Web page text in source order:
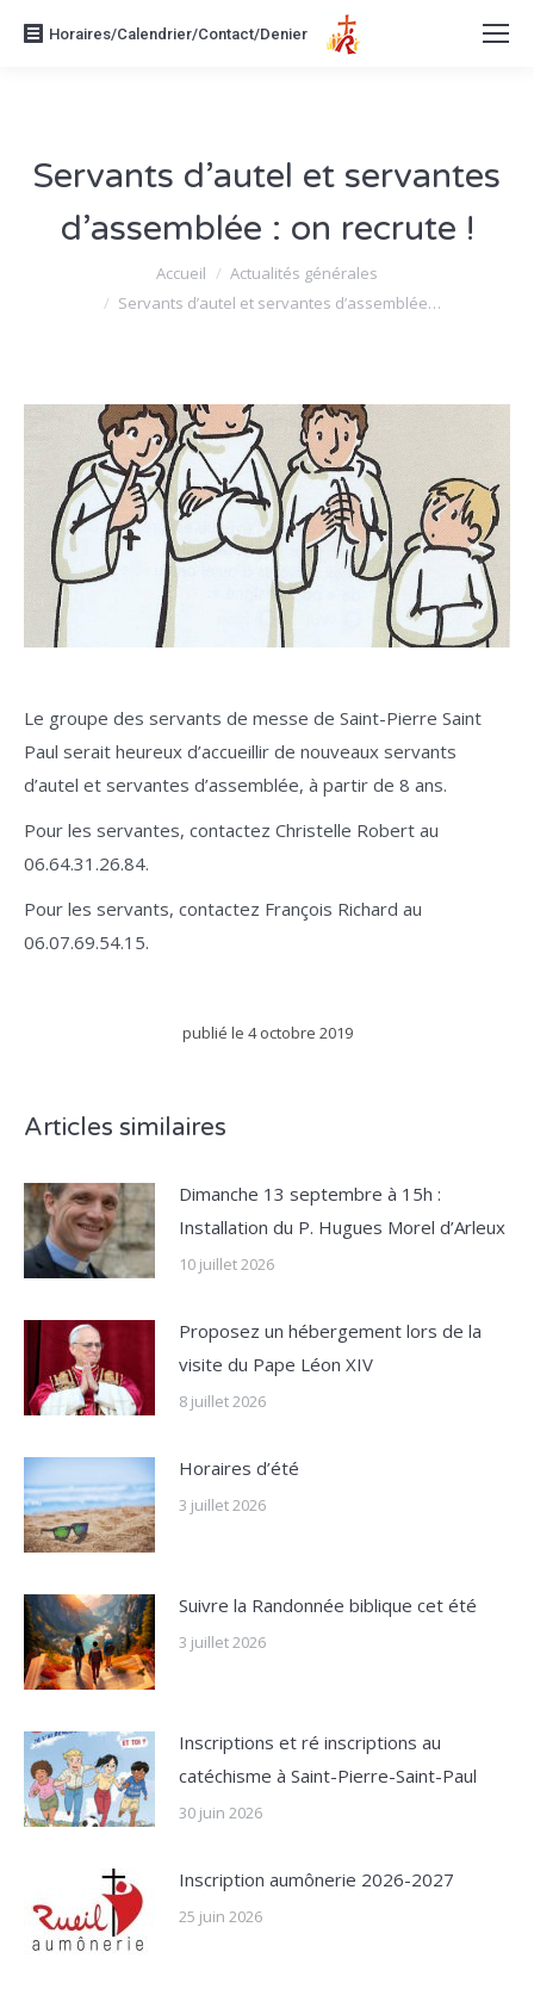
Horaires/Calendrier/Contact/Denier
Servants d’autel et servantes
d’assemblée : on recrute !
Accueil
Actualités générales
Servants d’autel et servantes d’assemblée…
Le groupe des servants de messe de Saint-Pierre Saint
Paul serait heureux d’accueillir de nouveaux servants
d’autel et servantes d’assemblée, à partir de 8 ans.
Pour les servantes, contactez Christelle Robert au
06.64.31.26.84.
Pour les servants, contactez François Richard au
06.07.69.54.15.
publié le 4 octobre 2019
Articles similaires
Dimanche 13 septembre à 15h :
Installation du P. Hugues Morel d’Arleux
10 juillet 2026
Proposez un hébergement lors de la
visite du Pape Léon XIV
8 juillet 2026
Horaires d’été
3 juillet 2026
Suivre la Randonnée biblique cet été
3 juillet 2026
Inscriptions et ré inscriptions au
catéchisme à Saint-Pierre-Saint-Paul
30 juin 2026
Inscription aumônerie 2026-2027
25 juin 2026